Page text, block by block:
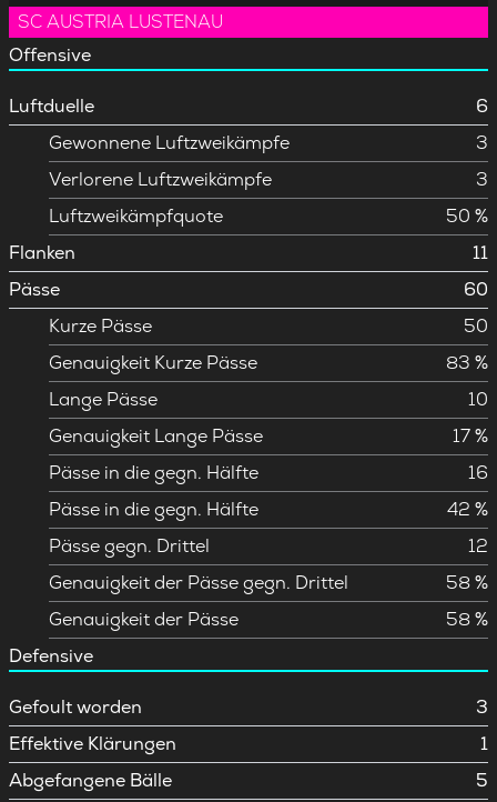
SC AUSTRIA LUSTENAU
Offensive
Luftduelle
6
Gewonnene Luftzweikämpfe
3
Verlorene Luftzweikämpfe
3
Luftzweikämpfquote
50 %
Flanken
11
Pässe
60
Kurze Pässe
50
Genauigkeit Kurze Pässe
83 %
Lange Pässe
10
Genauigkeit Lange Pässe
17 %
Pässe in die gegn. Hälfte
16
Pässe in die gegn. Hälfte
42 %
Pässe gegn. Drittel
12
Genauigkeit der Pässe gegn. Drittel
58 %
Genauigkeit der Pässe
58 %
Defensive
Gefoult worden
3
Effektive Klärungen
1
Abgefangene Bälle
5